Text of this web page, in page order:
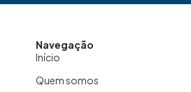
Navegação
Início
Quem somos